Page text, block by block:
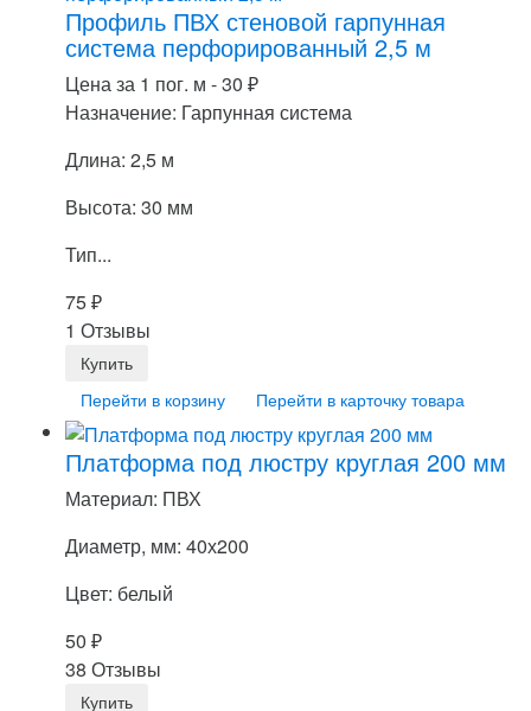
Профиль ПВХ стеновой гарпунная
система перфорированный 2,5 м
Цена за 1 пог. м -30 ₽
Назначение: Гарпунная система
Длина: 2,5 м
Высота: 30 мм
Тип...
75₽
1 Отзывы
Перейти в корзину Перейти в карточку товара
Платформа под люстру круглая 200 мм
Материал: ПВХ
Диаметр, мм: 40х200
Цвет: белый
50 ₽
38 Отзывы